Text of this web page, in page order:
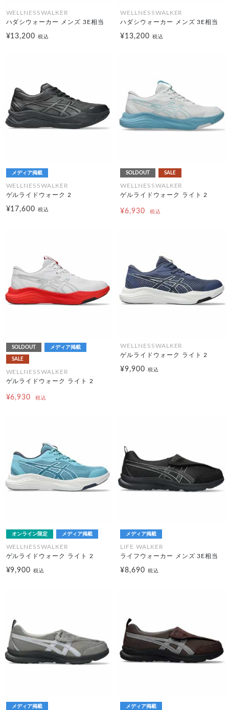
WELLNESSWALKER
ハダシウォーカー メンズ 3E相当
¥13,200税込
WELLNESSWALKER
ハダシウォーカー メンズ 3E相当
¥13,200 税込
メディア掲載
WELLNESSWALKER
ゲルライドウォーク 2
¥17,600税込
SOLDOUT SALE
WELLNESSWALKER
ゲルライドウォーク ライト 2
¥6,930 税込
SOLDOUT メディア掲載
SALE
WELLNESSWALKER
ゲルライドウォーク ライト 2
¥6,930 税込
WELLNESSWALKER
ゲルライドウォーク ライト 2
¥9,900 税込
オンライン限定 メディア掲載
WELLNESSWALKER
ゲルライドウォーク ライト 2
¥9,900税込
メディア掲載
LIFE WALKER
ライフウォーカー メンズ 3E相当
¥8,690 税込
メディア掲載 メディア掲載